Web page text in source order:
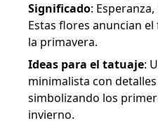
Significado:
Estas flores anuncian
la primavera.
Ideas para el tatuaje:
minimalista con
simbolizando los
invierno.